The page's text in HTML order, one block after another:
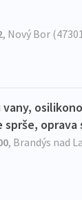
, Nový Bor
vany,
sprše, oprava
, Brandýs nad